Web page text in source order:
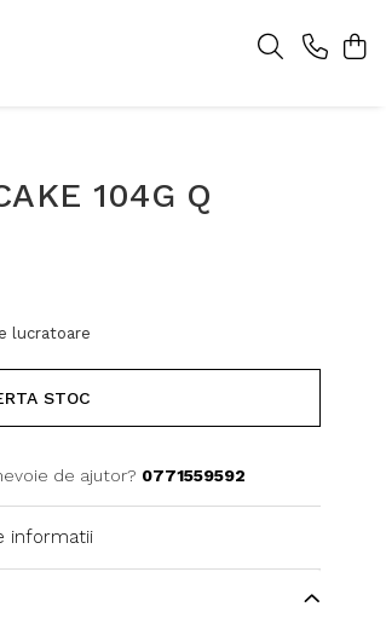
104G Q
lucratoare
STOC
de ajutor? 0771559592
informatii